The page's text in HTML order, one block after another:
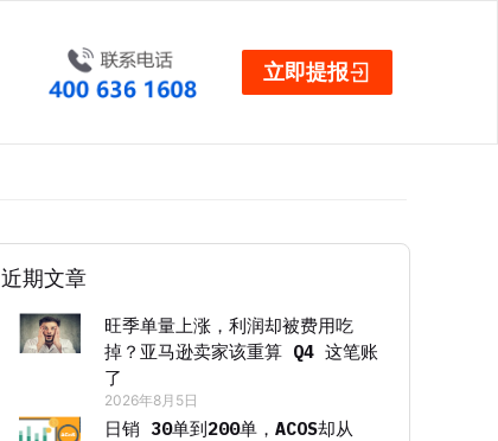
立即提报
近期文章
旺季单量上涨，利润却被费用吃
掉？亚马逊卖家该重算 Q4 这笔账
了
2026年8月5日
日销 30单到200单，ACOS却从